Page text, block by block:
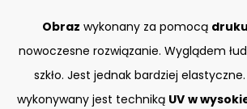
Obraz wykonany za pomocą
nowoczesne rozwiązanie. Wyglądem
szkło. Jest jednak bardziej elastyczne.
wykonywany jest techniką UV w